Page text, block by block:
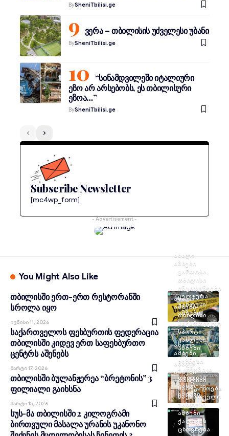
BySheniTbilisi.ge
ვერა – თბილისის უძველესი უბანი
BySheniTbilisi.ge
“სინამდვილეში იტალიური
ეზო არ არსებობს, ეს თბილისური
ეზოა…”
BySheniTbilisi.ge
Subscribe Newsletter
[mc4wp_form]
- Advertisement -
You Might Also Like
ᲐᲮᲐᲚᲘ
ᲐᲛᲑᲔᲑᲘ
ᲒᲐᲠᲗᲝᲑᲐ
ᲗᲑᲘᲚᲘᲡᲘ
ᲘᲜᲪᲘᲓᲔᲜᲢᲔᲑᲘ
ᲙᲣᲚᲢᲣᲠᲐ
ᲣᲐᲮᲚᲔᲡᲘ
ᲐᲛᲑᲔᲑᲘ
თბილისში ერთ-ერთ რესტორანში
სროლა იყო
Ივნისი 11, 2026
ᲐᲮᲐᲚᲘ
ᲐᲛᲑᲔᲑᲘ
ᲗᲑᲘᲚᲘᲡᲘ
ᲡᲐᲥᲐᲠᲗᲕᲔᲚᲝ
ᲡᲞᲝᲠᲢᲘ
ᲣᲐᲮᲚᲔᲡᲘ
ᲐᲛᲑᲔᲑᲘ
საქართველოს ფეხბურთის ფედერაცია
თბილისში კიდევ ერთ საფეხბურთო
ცენტრს აშენებს
Მარტი 17, 2026
ᲐᲮᲐᲚᲘ
ᲐᲛᲑᲔᲑᲘ
ᲑᲘᲖᲜᲔᲡᲘ
ᲔᲙᲝᲜᲝᲛᲘᲙᲐ
ᲗᲑᲘᲚᲘᲡᲘ
ᲣᲐᲮᲚᲔᲡᲘ
ᲐᲛᲑᲔᲑᲘ
თბილისში ბულანჟერეა “ბრეტონის” 3
ფილიალი გაიხსნა
Მარტი 15, 2026
ᲐᲮᲐᲚᲘ
ᲐᲛᲑᲔᲑᲘ
ᲗᲑᲘᲚᲘᲡᲘ
ᲡᲐᲖᲝᲒᲐᲓᲝᲔᲑᲐ
ᲡᲐᲥᲐᲠᲗᲕᲔᲚᲝ
ᲣᲐᲮᲚᲔᲡᲘ
ᲐᲛᲑᲔᲑᲘ
ᲥᲐᲚᲐᲥᲘᲡ
ᲪᲮᲝᲕᲠᲔᲑᲐ
სუს-მა თბილისში 2 კილოგრამი
ბირთვული მასალა ურანის უკანონო